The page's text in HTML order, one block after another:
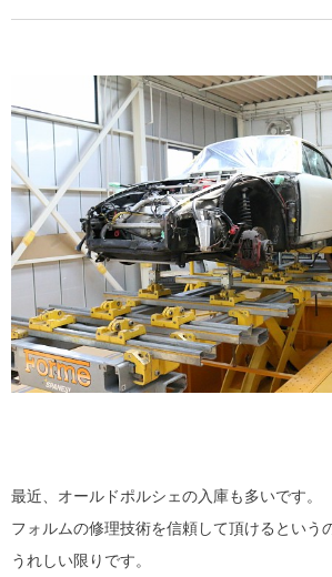
最近、オールドポルシェの入庫も多いです。
フォルムの修理技術を信頼して頂けるという
うれしい限りです。